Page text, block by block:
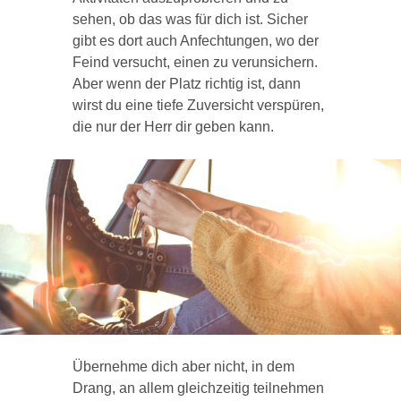
sehen, ob das was für dich ist. Sicher
gibt es dort auch Anfechtungen, wo der
Feind versucht, einen zu verunsichern.
Aber wenn der Platz richtig ist, dann
wirst du eine tiefe Zuversicht verspüren,
die nur der Herr dir geben kann.
Übernehme dich aber nicht, in dem
Drang, an allem gleichzeitig teilnehmen